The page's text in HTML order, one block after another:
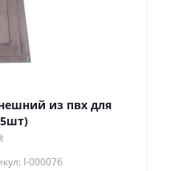
из пвх для
I-000076